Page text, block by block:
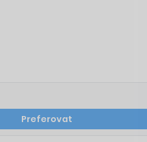
Preferovat